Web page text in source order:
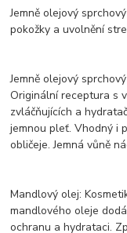
Jemně olejový
pokožky a uvolnění
Jemně olejový
Originální receptura s
zvláčňujících a
jemnou pleť. Vhodný i
obličeje. Jemná vůně
Mandlový olej:
mandlového oleje
ochranu a hydrataci.